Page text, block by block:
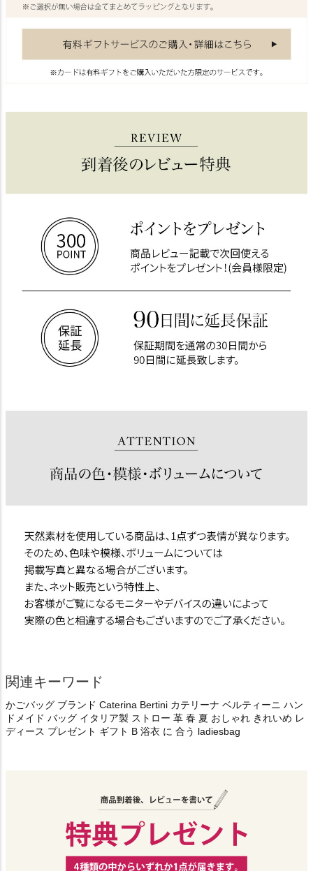
関連キーワード
かごバッグ ブランド Caterina Bertini カテリーナ ベルティーニ ハン
ドメイド バッグ イタリア製 ストロー 革 春 夏 おしゃれ きれいめ レ
ディース プレゼント ギフト B 浴衣 に 合う ladiesbag